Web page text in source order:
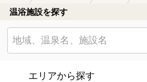
温浴施設を探す
エリアから探す